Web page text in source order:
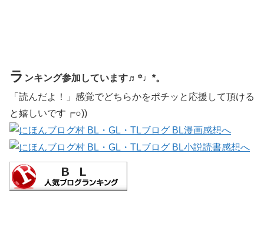
ラ ンキング参加しています♬꙳♩*。
「読んだよ！」感覚でどちらかをポチッと応援して頂ける
と嬉しいです┏○))